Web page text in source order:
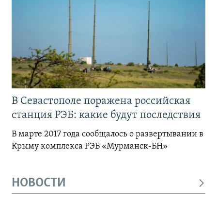
В Севастополе поражена российская
станция РЭБ: какие будут последствия
В марте 2017 года сообщалось о развертывании в
Крыму комплекса РЭБ «Мурманск-БН»
НОВОСТИ